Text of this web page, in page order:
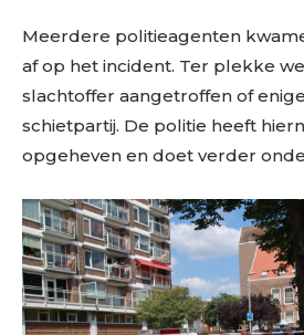
Meerdere politieagenten
af op het incident. Ter plekke
slachtoffer aangetroffen of
schietpartij. De politie heeft
opgeheven en doet verder